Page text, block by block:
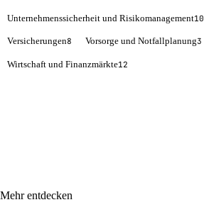
Unternehmenssicherheit und Risikomanagement10
Versicherungen8 Vorsorge und Notfallplanung3
Wirtschaft und Finanzmärkte12
Mehr entdecken